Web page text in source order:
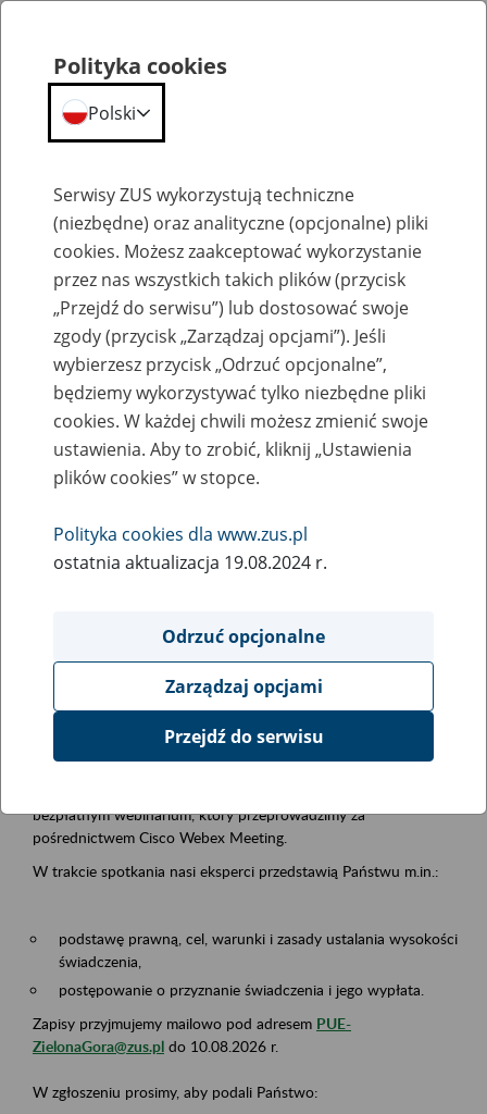
Szkolenia
Szkolenie online - Świadczenie
uzupełniające dla osób niezdolnych do
samodzielnej egzystencji
Rodzaj wydarzenia
bezpłatnym webinarium, który przeprowadzimy za
pośrednictwem Cisco Webex Meeting.
W trakcie spotkania nasi eksperci przedstawią Państwu m.in.:
podstawę prawną, cel, warunki i zasady ustalania wysokości
świadczenia,
postępowanie o przyznanie świadczenia i jego wypłata.
Zapisy przyjmujemy mailowo pod adresem PUE-
ZielonaGora@zus.pl do 10.08.2026 r.
W zgłoszeniu prosimy, aby podali Państwo:
Polityka cookies
Polski
Serwisy ZUS wykorzystują techniczne
(niezbędne) oraz analityczne (opcjonalne) pliki
cookies. Możesz zaakceptować wykorzystanie
przez nas wszystkich takich plików (przycisk
„Przejdź do serwisu”) lub dostosować swoje
zgody (przycisk „Zarządzaj opcjami”). Jeśli
wybierzesz przycisk „Odrzuć opcjonalne”,
będziemy wykorzystywać tylko niezbędne pliki
cookies. W każdej chwili możesz zmienić swoje
ustawienia. Aby to zrobić, kliknij „Ustawienia
plików cookies” w stopce.
Polityka cookies dla www.zus.pl
ostatnia aktualizacja 19.08.2024 r.
Odrzuć opcjonalne
Zarządzaj opcjami
Przejdź do serwisu